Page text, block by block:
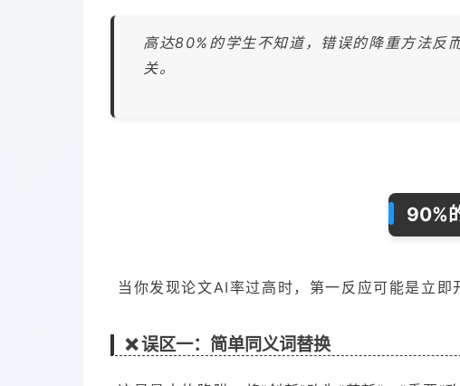
高达80%的学生不知道，错误的降重方法反
关。
90%
当你发现论文AI率过高时，第一反应可能是立
❌ 误区一：简单同义词替换